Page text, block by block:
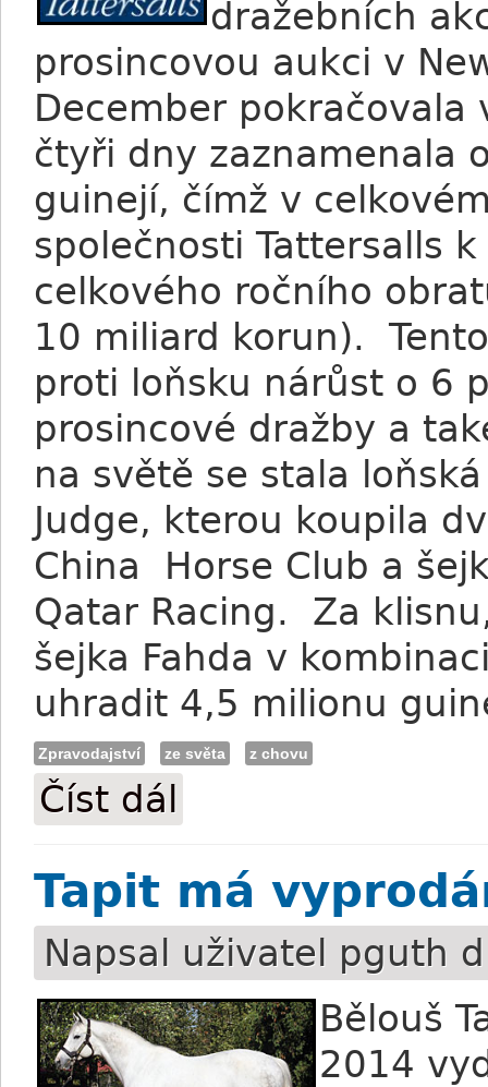
dražebních
prosincovou aukci v
December
čtyři dny zaznamenala
guinejí, čímž v
společnosti Tattersalls
celkového ročního
10 miliard korun).
proti loňsku nárůst o 6
prosincové dražby a
na světě se stala
Judge, kterou koupila
China Horse Club a
Qatar Racing. Za
šejka Fahda v
uhradit 4,5 milionu
Zpravodajství ze světa z chovu
Číst dál
Tapit má
Napsal uživatel pguth
Bělouš
2014